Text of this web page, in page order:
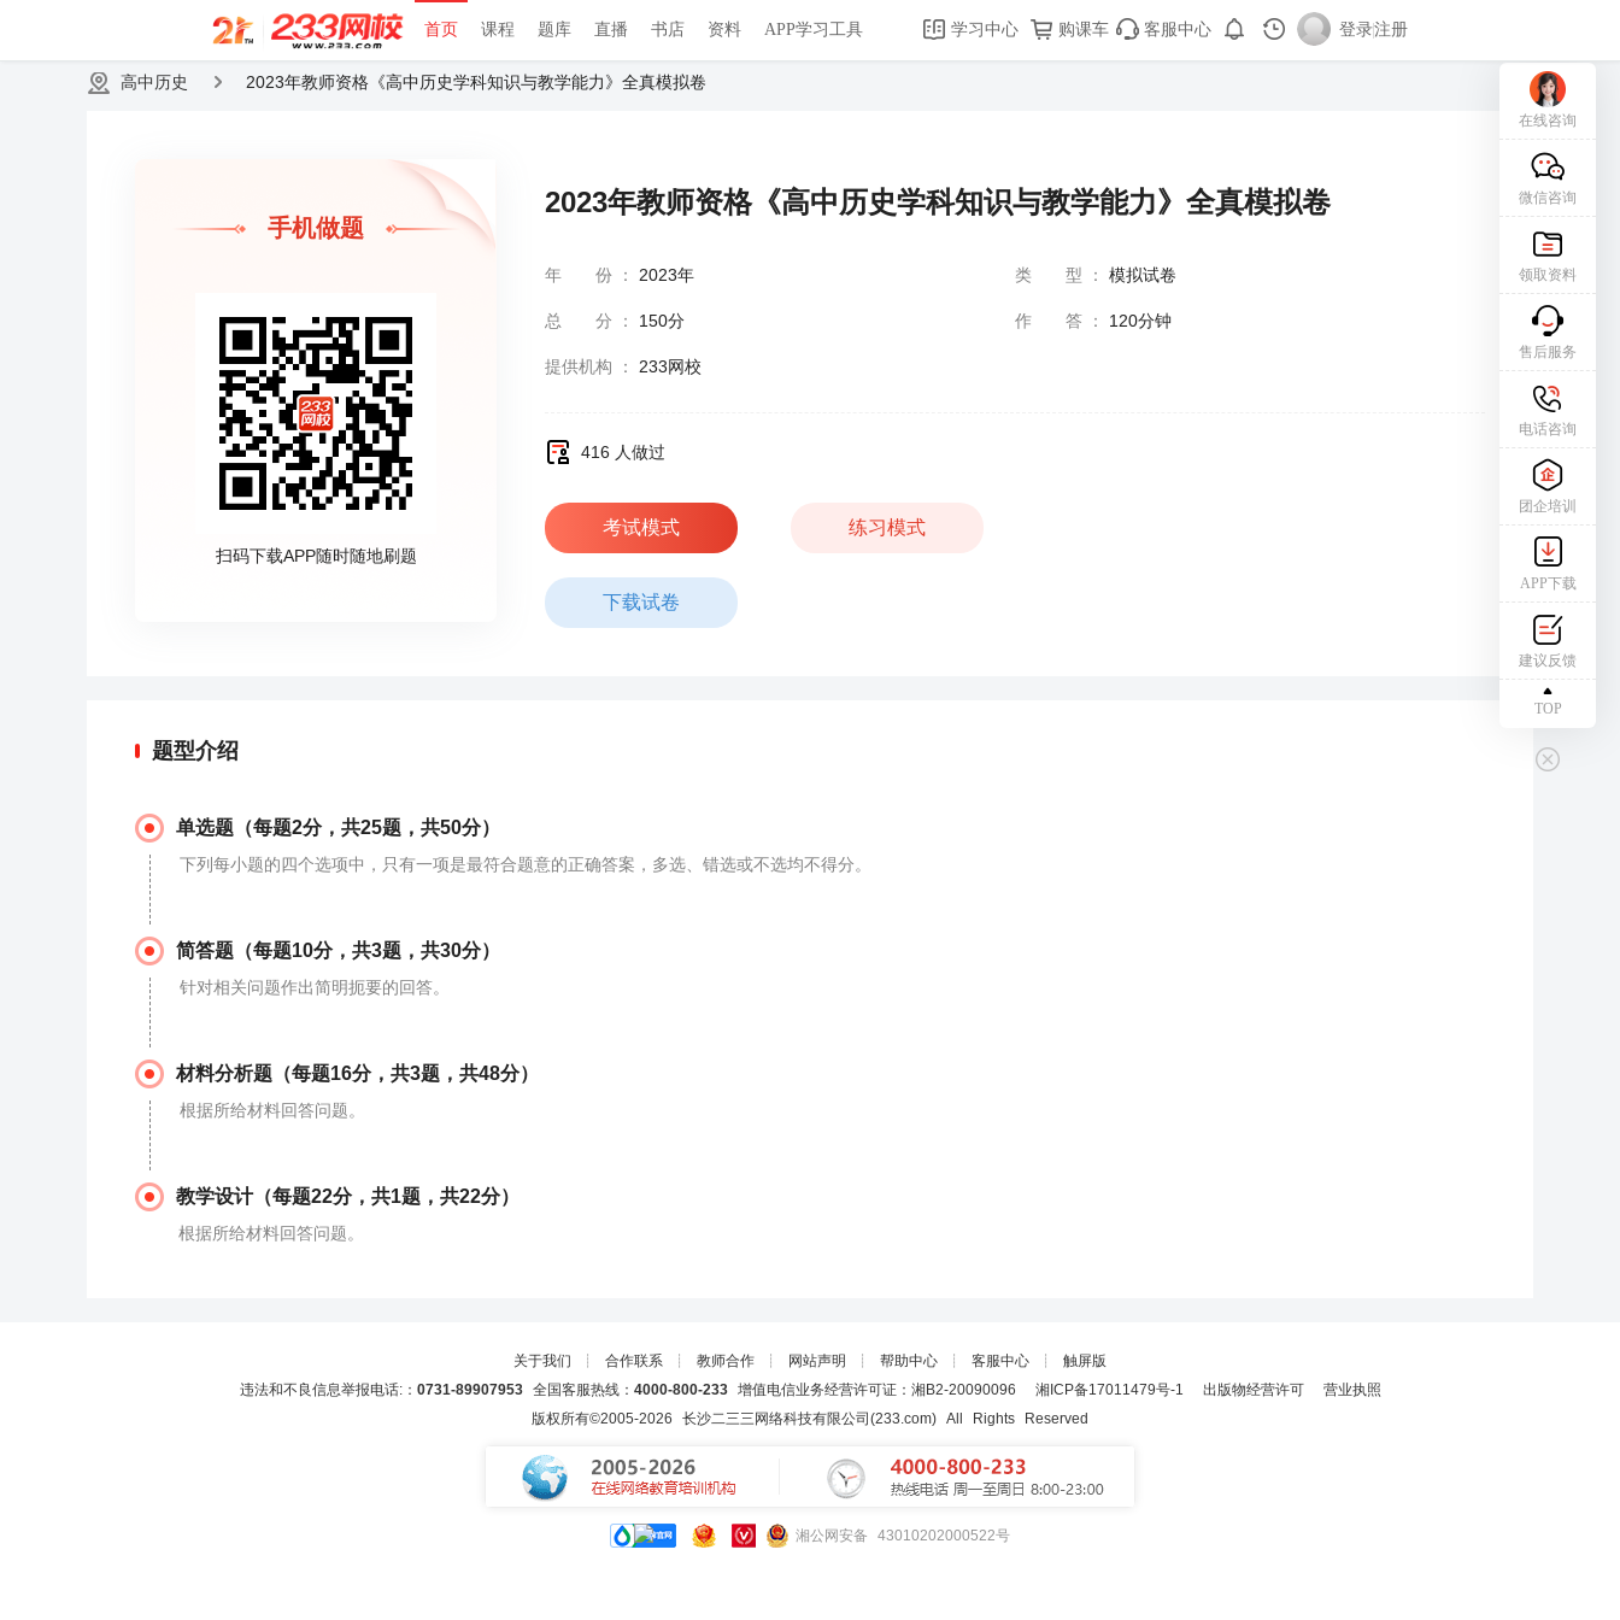
首页 课程 题库 直播 书店 资料 APP学习工具 学习中心 购课车 客服中心 登录|注册
高中历史 2023年教师资格《高中历史学科知识与教学能力》全真模拟卷
手机做题
扫码下载APP随时随地刷题
2023年教师资格《高中历史学科知识与教学能力》全真模拟卷
年份 ： 2023年 类型 ： 模拟试卷
总分 ： 150分 作答 ： 120分钟
提供机构 ： 233网校
416 人做过
考试模式 练习模式
下载试卷
题型介绍
单选题（每题2分，共25题，共50分）
下列每小题的四个选项中，只有一项是最符合题意的正确答案，多选、错选或不选均不得分。
简答题（每题10分，共3题，共30分）
针对相关问题作出简明扼要的回答。
材料分析题（每题16分，共3题，共48分）
根据所给材料回答问题。
教学设计（每题22分，共1题，共22分）
根据所给材料回答问题。
关于我们 ┊ 合作联系 ┊ 教师合作 ┊ 网站声明 ┊ 帮助中心 ┊ 客服中心 ┊ 触屏版
违法和不良信息举报电话:： 0731-89907953全国客服热线： 4000-800-233增值电信业务经营许可证：湘B2-20090096 湘ICP备17011479号-1 出版物经营许可
营业执照
版权所有©2005-2026 长沙二三三网络科技有限公司(233.com) All Rights Reserved
湘公网安备 43010202000522号
在线咨询
微信咨询
领取资料
售后服务
电话咨询
团企培训
APP下载
建议反馈
TOP